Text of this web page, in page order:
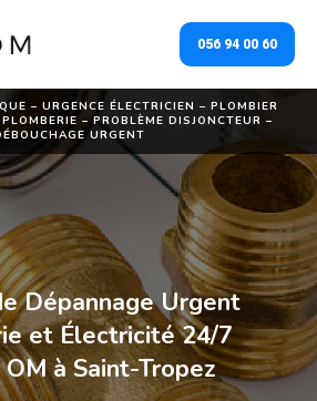
056 94 00 60
– URGENCE ÉLECTRICIEN – PLOMBIER
– PROBLÈME DISJONCTEUR –
URGENT
Dépannage Urgent
et Électricité 24/7
à Saint-Tropez